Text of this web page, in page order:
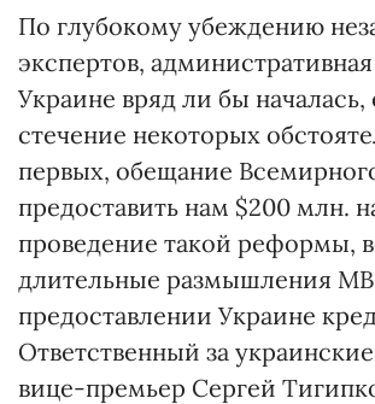
По глубокому убеждению
экспертов,
Украине вряд ли бы
стечение некоторых
первых, обещание
предоставить нам $200 млн.
проведение такой реформы,
длительные размышления
предоставлении Украине
Ответственный за
вице-премьер Сергей